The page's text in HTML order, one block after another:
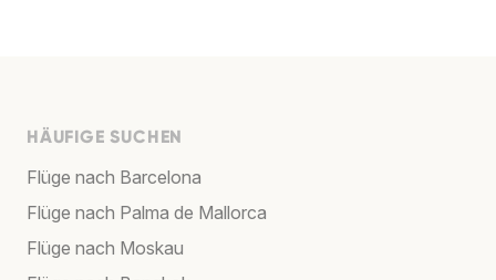
HÄUFIGE SUCHEN
Flüge nach Barcelona
Flüge nach Palma de Mallorca
Flüge nach Moskau